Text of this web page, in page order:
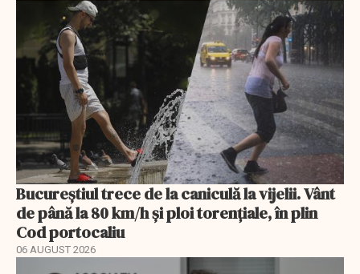
Bucureștiul trece de la caniculă la vijelii. Vânt
de până la 80 km/h și ploi torențiale, în plin
Cod portocaliu
06 AUGUST 2026